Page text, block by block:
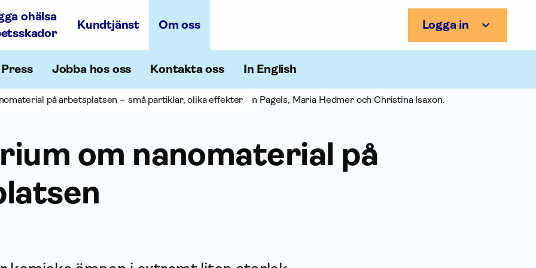
ohälsa
Kundtjänst Om oss Logga in
Press Jobba hos oss Kontakta oss In English
på arbetsplatsen – små partiklar, olika effekter
Svartengren, Ann-Beth Antonsson, Maria Albin, Joakim Pagels, Maria Hedmer och Christina Isaxon.
om nanomaterial på